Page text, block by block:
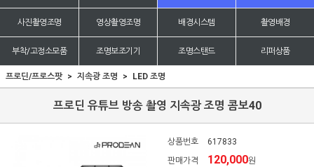
사진촬영조명 영상촬영조명 배경시스템 촬영배경
부착/고정소모품 조명보조기기 조명스탠드 리퍼상품
프로딘/프로스팟 지속광 조명 LED 조명
프로딘 유튜브 방송 촬영 지속광 조명 콤보40
상품번호
617833
판매가격
120,000원